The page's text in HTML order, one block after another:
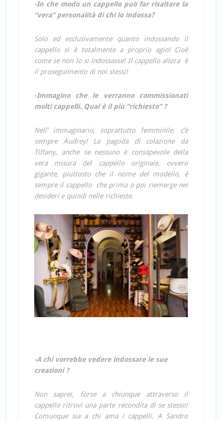
-In che modo un cappello può far risaltare la
“vera” personalità di chi lo indossa?
Solo ed esclusivamente quanto indossando il
cappello si è totalmente a proprio agio! Cioè
come se non lo si indossasse! Il cappello allora è
il proseguimento di noi stessi!
-Immagino che le verranno commissionati
molti cappelli. Qual è il più “richiesto” ?
Nell’ immaginario, soprattutto femminile, c’è
sempre Audrey! La pagoda di colazione da
Tiffany, anche se nessuno è consapevole della
vera misura del cappello originale, ovvero
gigante, piuttosto che il nome del modello, è
sempre il cappello che prima o poi riemerge nei
desideri e quindi nelle richieste.
-A chi vorrebbe vedere indossare le sue
creazioni ?
Non saprei, forse a chiunque attraverso il
cappello ritrovi una parte recondita di se stesso!
Comunque sia a chi ama i cappelli. A Sandro